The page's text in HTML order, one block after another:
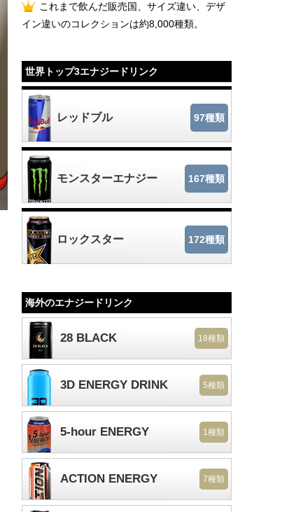
これまで飲んだ販売国、サイズ違い、デザ
イン違いのコレクションは約8,000種類。
世界トップ3エナジードリンク
レッドブル 97種類
モンスターエナジー 167種類
ロックスター 172種類
海外のエナジードリンク
28 BLACK 18種類
3D ENERGY DRINK 5種類
5-hour ENERGY 1種類
ACTION ENERGY 7種類